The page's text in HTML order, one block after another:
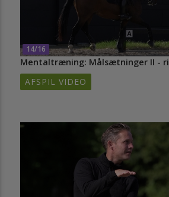
14/16
Mentaltræning: Målsætninger II -
AFSPIL VIDEO